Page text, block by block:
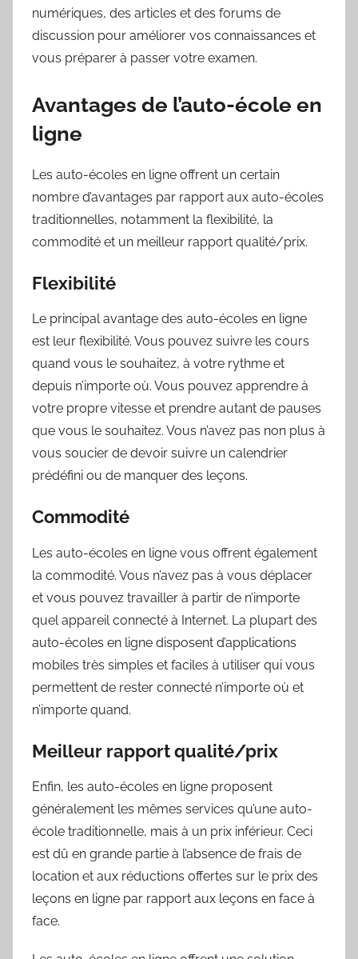
numériques, des articles et des forums de
discussion pour améliorer vos connaissances et
vous préparer à passer votre examen.
Avantages de l’auto-école en
ligne
Les auto-écoles en ligne offrent un certain
nombre d’avantages par rapport aux auto-écoles
traditionnelles, notamment la flexibilité, la
commodité et un meilleur rapport qualité/prix.
Flexibilité
Le principal avantage des auto-écoles en ligne
est leur flexibilité. Vous pouvez suivre les cours
quand vous le souhaitez, à votre rythme et
depuis n’importe où. Vous pouvez apprendre à
votre propre vitesse et prendre autant de pauses
que vous le souhaitez. Vous n’avez pas non plus à
vous soucier de devoir suivre un calendrier
prédéfini ou de manquer des leçons.
Commodité
Les auto-écoles en ligne vous offrent également
la commodité. Vous n’avez pas à vous déplacer
et vous pouvez travailler à partir de n’importe
quel appareil connecté à Internet. La plupart des
auto-écoles en ligne disposent d’applications
mobiles très simples et faciles à utiliser qui vous
permettent de rester connecté n’importe où et
n’importe quand.
Meilleur rapport qualité/prix
Enfin, les auto-écoles en ligne proposent
généralement les mêmes services qu’une auto-
école traditionnelle, mais à un prix inférieur. Ceci
est dû en grande partie à l’absence de frais de
location et aux réductions offertes sur le prix des
leçons en ligne par rapport aux leçons en face à
face.